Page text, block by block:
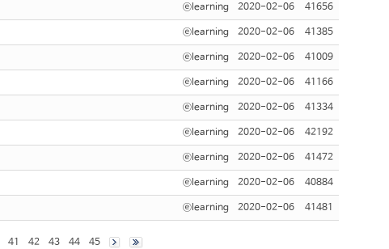
ⓔlearning 2020-02-06 41656
ⓔlearning 2020-02-06 41385
ⓔlearning 2020-02-06 41009
ⓔlearning 2020-02-06 41166
ⓔlearning 2020-02-06 41334
ⓔlearning 2020-02-06 42192
ⓔlearning 2020-02-06 41472
ⓔlearning 2020-02-06 40884
ⓔlearning 2020-02-06 41481
41 42 43 44 45